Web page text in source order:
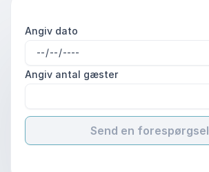
Angiv dato
Angiv antal gæster
Send en forespørgsel